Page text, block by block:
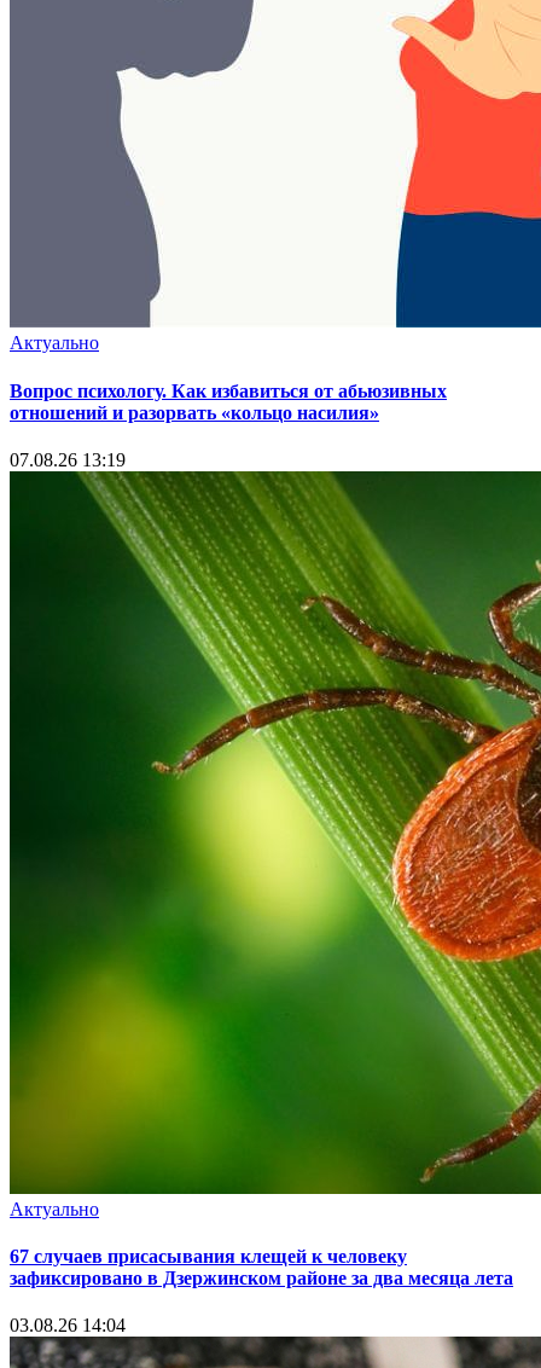
Актуально
Вопрос психологу. Как избавиться от абьюзивных
отношений и разорвать «кольцо насилия»
07.08.26 13:19
Актуально
67 случаев присасывания клещей к человеку
зафиксировано в Дзержинском районе за два месяца лета
03.08.26 14:04